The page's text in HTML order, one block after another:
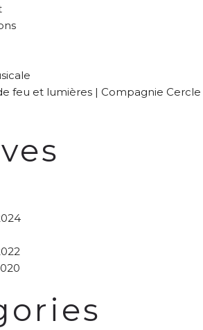
feu et lumières | Compagnie Cercle